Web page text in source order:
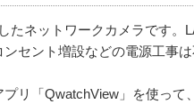
たネットワークカメラです。
セント増設などの電源工事は
リ「QwatchView」を使って、